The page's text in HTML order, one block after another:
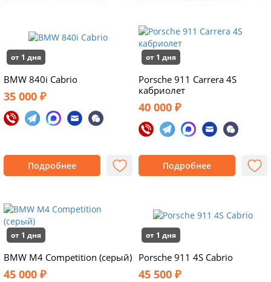
от 1 дня
BMW 840i Cabrio
35 000 ₽
Подробнее
от 1 дня
Porsche 911 Carrera 4S
кабриолет
40 000 ₽
Подробнее
от 1 дня
BMW M4 Competition (серый)
45 000 ₽
от 1 дня
Porsche 911 4S Cabrio
45 500 ₽